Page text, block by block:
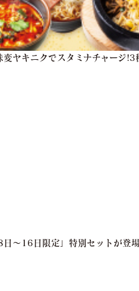
ヤキニクでスタミナチャージ
～16日限定」特別セットが